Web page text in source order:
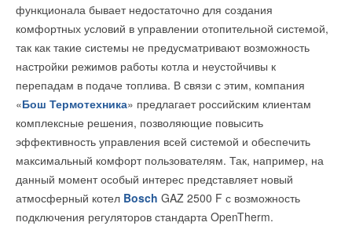
функционала бывает недостаточно для создания
комфортных условий в управлении отопительной системой,
так как такие системы не предусматривают возможность
настройки режимов работы котла и неустойчивы к
перепадам в подаче топлива. В связи с этим, компания
«Бош Термотехника» предлагает российским клиентам
комплексные решения, позволяющие повысить
эффективность управления всей системой и обеспечить
максимальный комфорт пользователям. Так, например, на
данный момент особый интерес представляет новый
атмосферный котел Bosch GAZ 2500 F с возможность
подключения регуляторов стандарта OpenTherm.
Модели BIM представляют собой технологию 3D-
визуализации большого объема данных с оперированием
точными размерами, они позволяют быстро определять
технические условия для MEP-проектов, проводить их
разработку и оценку. Таким образом, благодаря постоянно
растущей базе BIM и активному участию производителей и
дистрибьюторов, которые добавляют новые продукты в
систему и производят обновления уже существующих
материалов, разработчики и проектировщики инженерных
систем зданий получают актуальную информацию о
последних технологиях и возможность смоделировать проект
для продвижения энергоэффективности в России»,
Генеральный директор ООО «Системный консалтинг»
Тамара Мордасова, главный редактор журнала
«Региональная энергетика и энергосбережение» Екатерина
Сергеева,главный редактор журнала С.О.К. Александр
Гудко и другие официальные лица.
Представитель журнала С.О.К. вручил награды победителям
и призерам номинации «Лучшая инновационная технология
в области ресурсоэнергосбережения по категории «Бытовые
кондиционеры и климатические установки»: ООО
"КОМПАНИЯ БУРАН", Новосибирская область –